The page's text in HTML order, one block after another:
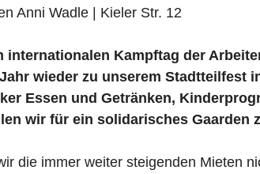
Anni Wadle | Kieler Str. 12
internationalen Kampftag der
wieder zu unserem Stadtteilfest
Essen und Getränken,
wir für ein solidarisches Gaarden
die immer weiter steigenden Mieten